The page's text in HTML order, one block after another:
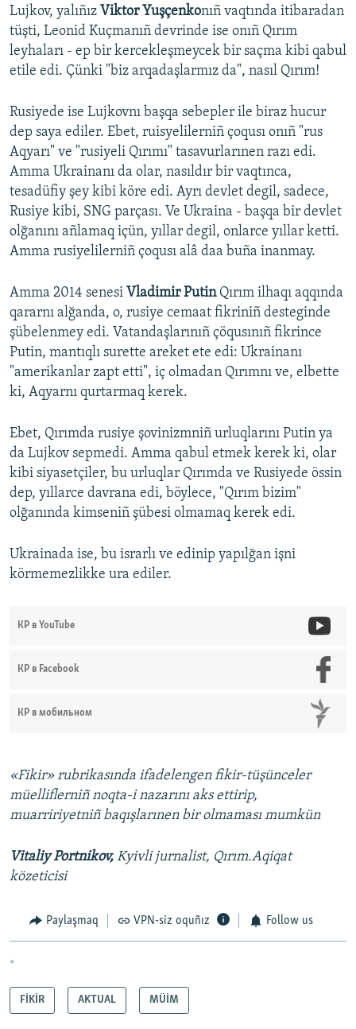
Lujkov, yalıñız Viktor Yuşçenkonıñ vaqtında itibaradan
tüşti, Leonid Kuçmanıñ devrinde ise onıñ Qırım
leyhaları - ep bir kercekleşmeycek bir saçma kibi qabul
etile edi. Çünki "biz arqadaşlarmız da", nasıl Qırım!
Rusiyede ise Lujkovnı başqa sebepler ile biraz hucur
dep saya ediler. Ebet, ruisyelilerniñ çoqusı onıñ "rus
Aqyarı" ve "rusiyeli Qırımı" tasavurlarınen razı edi.
Amma Ukrainanı da olar, nasıldır bir vaqtınca,
tesadüfiy şey kibi köre edi. Ayrı devlet degil, sadece,
Rusiye kibi, SNG parçası. Ve Ukraina - başqa bir devlet
olğanını añlamaq içün, yıllar degil, onlarce yıllar ketti.
Amma rusiyelilerniñ çoqusı alâ daa buña inanmay.
Amma 2014 senesi Vladimir Putin Qırım ilhaqı aqqında
qararnı alğanda, o, rusiye cemaat fikriniñ desteginde
şübelenmey edi. Vatandaşlarınıñ çöqusınıñ fikrince
Putin, mantıqlı surette areket ete edi: Ukrainanı
"amerikanlar zapt etti", iç olmadan Qırımnı ve, elbette
ki, Aqyarnı qurtarmaq kerek.
Ebet, Qırımda rusiye şovinizmniñ urluqlarını Putin ya
da Lujkov sepmedi. Amma qabul etmek kerek ki, olar
kibi siyasetçiler, bu urluqlar Qırımda ve Rusiyede össin
dep, yıllarce davrana edi, böylece, "Qırım bizim"
olğanında kimseniñ şübesi olmamaq kerek edi.
Ukrainada ise, bu israrlı ve edinip yapılğan işni
körmemezlikke ura ediler.
КР в YouTube
КР в Facebook
КР в мобильном
«Fikir» rubrikasında ifadelengen fikir-tüşünceler
müelliflerniñ noqta-i nazarını aks ettirip,
muarririyetniñ baqışlarınen bir olmaması mumkün
Vitaliy Portnikov, Kyivli jurnalist, Qırım.Aqiqat
közeticisi
Paylaşmaq VPN-siz oquñız Follow us
*
FİKİR AKTUAL MÜİM